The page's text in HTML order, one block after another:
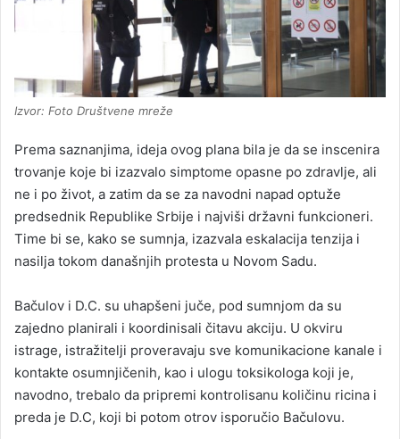
Izvor: Foto Društvene mreže
Prema saznanjima, ideja ovog plana bila je da se inscenira
trovanje koje bi izazvalo simptome opasne po zdravlje, ali
ne i po život, a zatim da se za navodni napad optuže
predsednik Republike Srbije i najviši državni funkcioneri.
Time bi se, kako se sumnja, izazvala eskalacija tenzija i
nasilja tokom današnjih protesta u Novom Sadu.
Bačulov i D.C. su uhapšeni juče, pod sumnjom da su
zajedno planirali i koordinisali čitavu akciju. U okviru
istrage, istražitelji proveravaju sve komunikacione kanale i
kontakte osumnjičenih, kao i ulogu toksikologa koji je,
navodno, trebalo da pripremi kontrolisanu količinu ricina i
preda je D.C, koji bi potom otrov isporučio Bačulovu.